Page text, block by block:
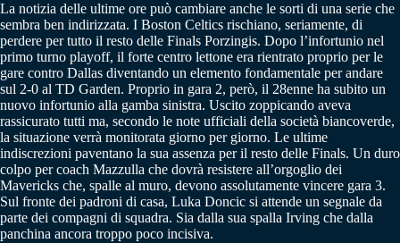
La notizia delle ultime ore può cambiare anche le sorti di una serie che
sembra ben indirizzata. I Boston Celtics rischiano, seriamente, di
perdere per tutto il resto delle Finals Porzingis. Dopo l’infortunio nel
primo turno playoff, il forte centro lettone era rientrato proprio per le
gare contro Dallas diventando un elemento fondamentale per andare
sul 2-0 al TD Garden. Proprio in gara 2, però, il 28enne ha subito un
nuovo infortunio alla gamba sinistra. Uscito zoppicando aveva
rassicurato tutti ma, secondo le note ufficiali della società biancoverde,
la situazione verrà monitorata giorno per giorno. Le ultime
indiscrezioni paventano la sua assenza per il resto delle Finals. Un duro
colpo per coach Mazzulla che dovrà resistere all’orgoglio dei
Mavericks che, spalle al muro, devono assolutamente vincere gara 3.
Sul fronte dei padroni di casa, Luka Doncic si attende un segnale da
parte dei compagni di squadra. Sia dalla sua spalla Irving che dalla
panchina ancora troppo poco incisiva.